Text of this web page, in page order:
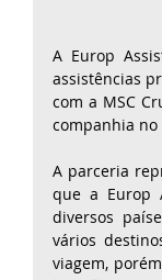
A Europ
assistências
com a MSC
companhia no
A parceria
que a Europ
diversos
vários
viagem,